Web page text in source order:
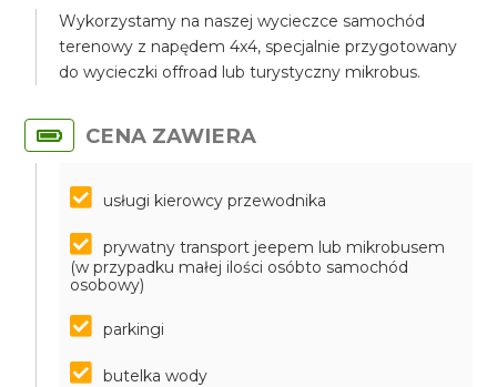
Wykorzystamy na naszej wycieczce samochód
terenowy z napędem 4x4, specjalnie przygotowany
do wycieczki offroad lub turystyczny mikrobus.
CENA ZAWIERA
usługi kierowcy przewodnika
prywatny transport jeepem lub mikrobusem
(w przypadku małej ilości osóbto samochód
osobowy)
parkingi
butelka wody